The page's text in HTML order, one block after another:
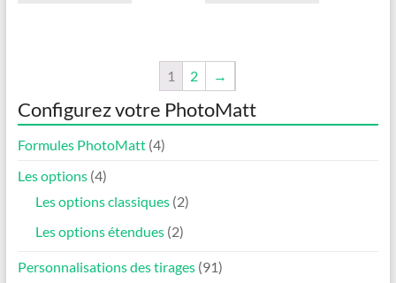
1 2 →
Configurez votre PhotoMatt
Formules PhotoMatt (4)
Les options (4)
Les options classiques (2)
Les options étendues (2)
Personnalisations des tirages (91)